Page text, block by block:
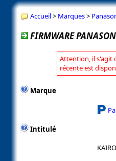
Accueil> Marques>
FIRMWARE
Attention, il s'agit
récente est
Marque
Intitulé